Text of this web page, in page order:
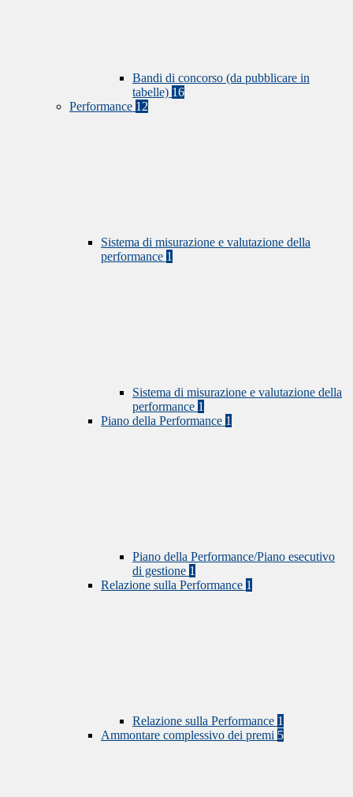
Bandi di concorso (da pubblicare in
tabelle) 16
Performance 12
Sistema di misurazione e valutazione della
performance 1
Sistema di misurazione e valutazione della
performance 1
Piano della Performance 1
Piano della Performance/Piano esecutivo
di gestione 1
Relazione sulla Performance 1
Relazione sulla Performance 1
Ammontare complessivo dei premi 5